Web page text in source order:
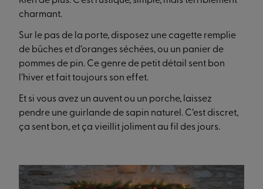
charmant.
Sur le pas de la porte, disposez une cagette remplie
de bûches et d’oranges séchées, ou un panier de
pommes de pin. Ce genre de petit détail sent bon
l’hiver et fait toujours son effet.
Et si vous avez un auvent ou un porche, laissez
pendre une guirlande de sapin naturel. C’est discret,
ça sent bon, et ça vieillit joliment au fil des jours.